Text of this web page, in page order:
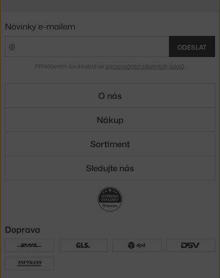
Novinky e-mailem
ODESLAT
Přihlášením souhlasíte se zpracováním osobních údajů
O nás
Nákup
Sortiment
Sledujte nás
Doprava